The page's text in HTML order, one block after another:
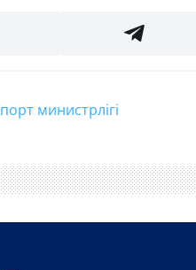
#Спорт министрлігі